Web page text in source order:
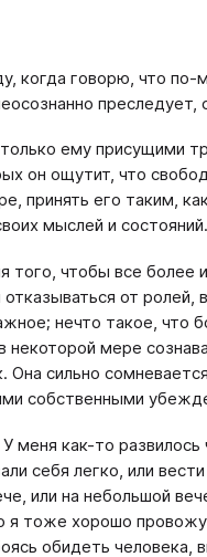
когда говорю, что
ему присущими
он ощутит, что
принять его таким,
мыслей и
того, чтобы все более
от
нечто такое, что
мере
сильно
собственными
меня как-то
себя легко, или
или на небольшой
тоже хорошо
обидеть человека,